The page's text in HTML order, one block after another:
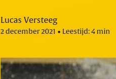
Lucas Versteeg
2 december 2021 • Leestijd: 4 min